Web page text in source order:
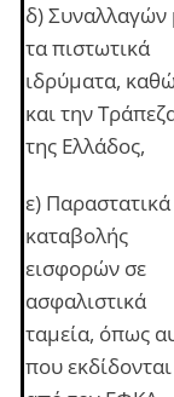
δ) Συναλλαγών
τα πιστωτικά
ιδρύματα,
και την
της Ελλάδος,
ε) Παραστατικά
καταβολής
εισφορών σε
ασφαλιστικά
ταμεία, όπως
που εκδίδονται